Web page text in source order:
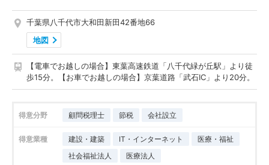
千葉県八千代市大和田新田42番地66
地図
【電車でお越しの場合】東葉高速鉄道「八千代緑が丘駅」より徒
歩15分。【お車でお越しの場合】京葉道路「武石IC」より20分。
得意分野 顧問税理士 節税 会社設立
得意業種 建設・建築 IT・インターネット
医療・福祉
社会福祉法人
医療法人